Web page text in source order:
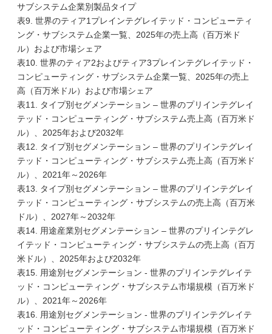
サブシステム企業別製品タイプ
表9. 世界のティア1プレインテグレイテッド・コンピューティ
ング・サブシステム企業一覧、2025年の売上高（百万米ド
ル）および市場シェア
表10. 世界のティア2およびティア3プレインテグレイテッド・
コンピューティング・サブシステム企業一覧、2025年の売上
高（百万米ドル）および市場シェア
表11. タイプ別セグメンテーション – 世界のプリインテグレイ
テッド・コンピューティング・サブシステム売上高（百万米ド
ル）、2025年および2032年
表12. タイプ別セグメンテーション – 世界のプリインテグレイ
テッド・コンピューティング・サブシステム売上高（百万米ド
ル）、2021年～2026年
表13. タイプ別セグメンテーション – 世界のプリインテグレイ
テッド・コンピューティング・サブシステムの売上高（百万米
ドル）、2027年～2032年
表14. 用途産業別セグメンテーション – 世界のプリインテグレ
イテッド・コンピューティング・サブシステムの売上高（百万
米ドル）、2025年および2032年
表15. 用途別セグメンテーション - 世界のプリインテグレイテ
ッド・コンピューティング・サブシステム市場規模（百万米ド
ル）、2021年～2026年
表16. 用途別セグメンテーション - 世界のプリインテグレイテ
ッド・コンピューティング・サブシステム市場規模（百万米ド